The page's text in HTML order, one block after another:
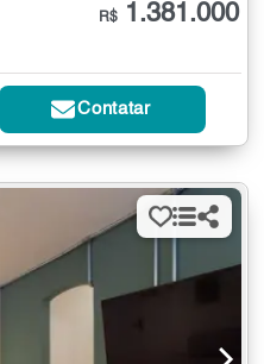
R$ 1.381.000
Contatar